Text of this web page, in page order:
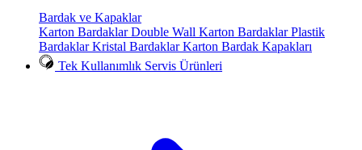
Bardak ve Kapaklar
Karton BardaklarDouble Wall Karton BardaklarPlastik
BardaklarKristal BardaklarKarton Bardak Kapakları
Tek Kullanımlık Servis Ürünleri